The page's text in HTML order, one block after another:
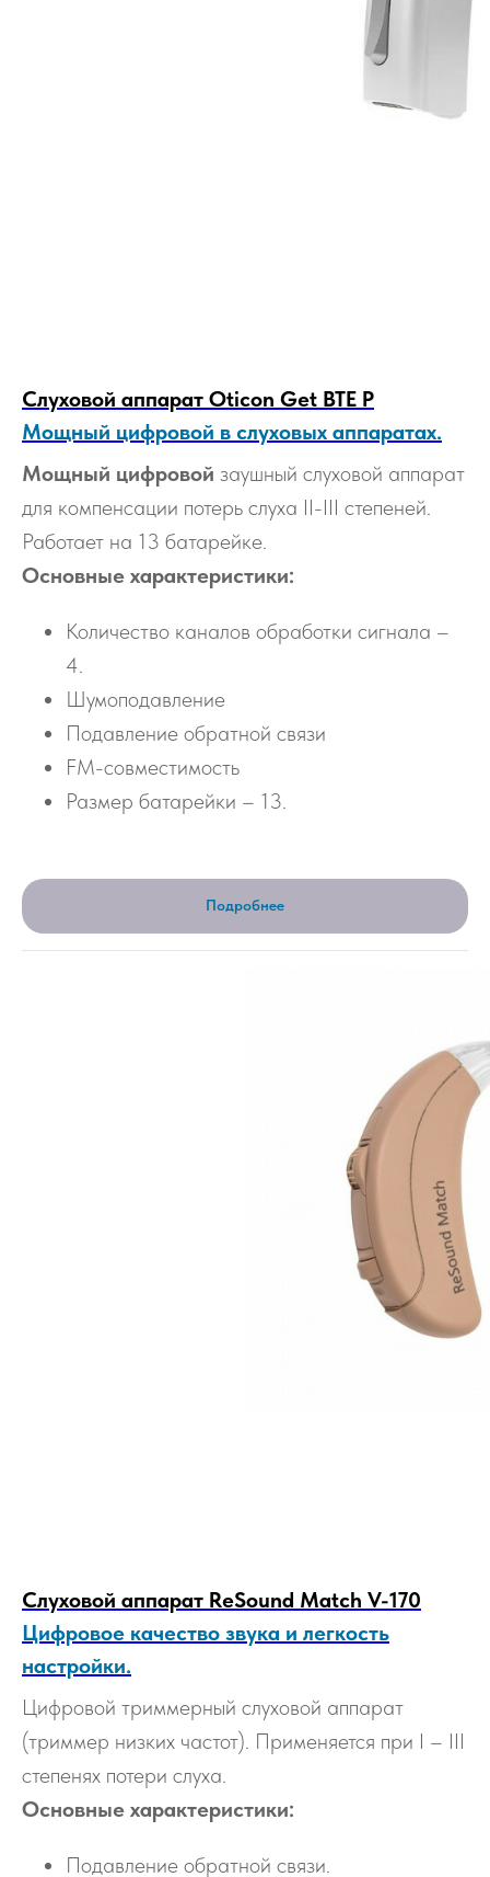
Слуховой аппарат Oticon Get BTE P
Мощный цифровой в слуховых аппаратах.
Мощный цифровой заушный слуховой аппарат
для компенсации потерь слуха II-III степеней.
Работает на 13 батарейке.
Основные характеристики:
Количество каналов обработки сигнала –
4.
Шумоподавление
Подавление обратной связи
FM-совместимость
Размер батарейки – 13.
Подробнее
Слуховой аппарат ReSound Match V-170
Цифровое качество звука и легкость
настройки.
Цифровой триммерный слуховой аппарат
(триммер низких частот). Применяется при I – III
степенях потери слуха.
Основные характеристики:
Подавление обратной связи.